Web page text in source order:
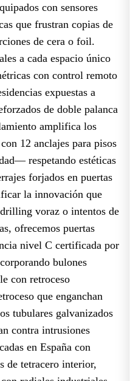
con sensores
que frustran copias de
de cera o foil.
a cada espacio único
con control remoto
expuestas a
de doble palanca
amplifica los
12 anclajes para pisos
respetando estéticas
forjados en puertas
la innovación que
voraz o intentos de
ofrecemos puertas
nivel C certificada por
bulones
con retroceso
que enganchan
tubulares galvanizados
contra intrusiones
en España con
de tetracero interior,